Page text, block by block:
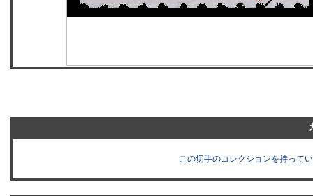
この切手のコレクションを持って